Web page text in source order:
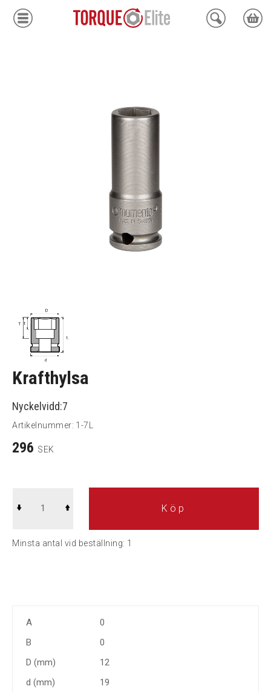
Krafthylsa
Nyckelvidd:7
Artikelnummer: 1-7L
296 SEK
Köp
Minsta antal vid beställning: 1
A
0
B
0
D (mm)
12
d (mm)
19